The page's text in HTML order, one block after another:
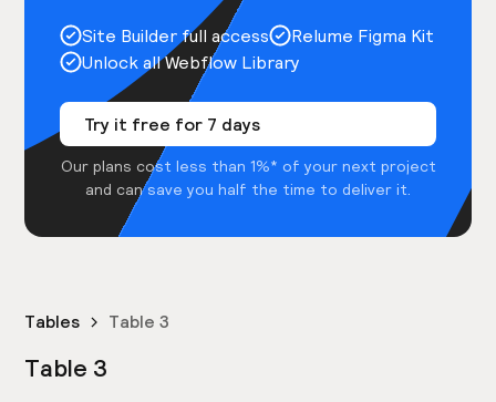
Site Builder full access
Relume Figma Kit
Unlock all Webflow Library
Try it free for 7 days
Our plans cost less than 1%* of your next project
and can save you half the time to deliver it.
Tables Table 3
Table 3